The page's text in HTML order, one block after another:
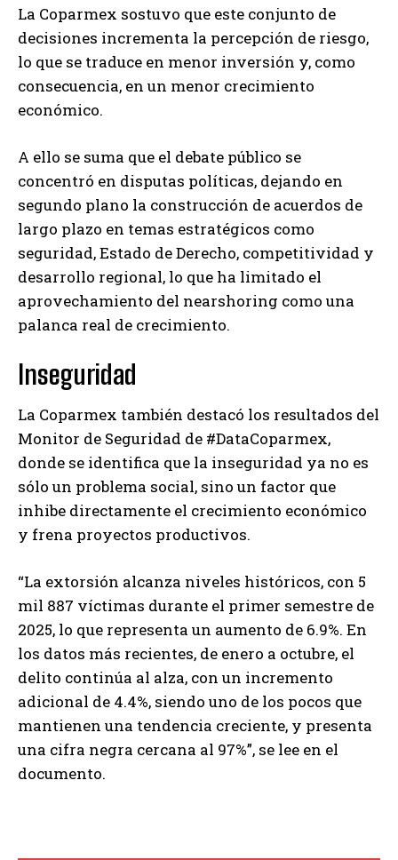
La Coparmex sostuvo que este conjunto de
decisiones incrementa la percepción de riesgo,
lo que se traduce en menor inversión y, como
consecuencia, en un menor crecimiento
económico.
A ello se suma que el debate público se
concentró en disputas políticas, dejando en
segundo plano la construcción de acuerdos de
largo plazo en temas estratégicos como
seguridad, Estado de Derecho, competitividad y
desarrollo regional, lo que ha limitado el
aprovechamiento del nearshoring como una
palanca real de crecimiento.
Inseguridad
La Coparmex también destacó los resultados del
Monitor de Seguridad de #DataCoparmex,
donde se identifica que la inseguridad ya no es
sólo un problema social, sino un factor que
inhibe directamente el crecimiento económico
y frena proyectos productivos.
“La extorsión alcanza niveles históricos, con 5
mil 887 víctimas durante el primer semestre de
2025, lo que representa un aumento de 6.9%. En
los datos más recientes, de enero a octubre, el
delito continúa al alza, con un incremento
adicional de 4.4%, siendo uno de los pocos que
mantienen una tendencia creciente, y presenta
una cifra negra cercana al 97%”, se lee en el
documento.